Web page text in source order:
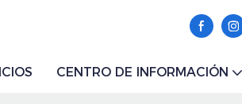
CENTRO DE INFORMACIÓN